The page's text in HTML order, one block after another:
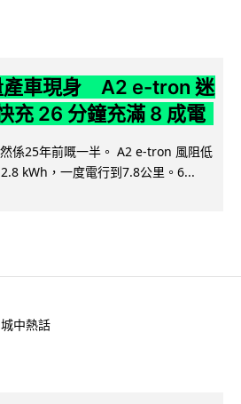
產車現身 A2 e-tron 迷
26 分鐘充滿 8 成電
係25年前嘅一半。 A2 e-tron 風阻低
kWh，一度電行到7.8公里。6...
城中熱話